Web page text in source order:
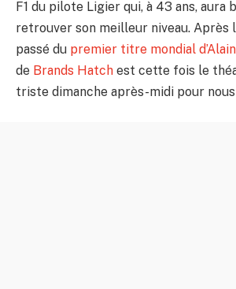
F1 du pilote Ligier qui, à 43 ans, aura
retrouver son meilleur niveau. Après
passé du premier titre mondial
de Brands Hatch est cette fois le
triste dimanche après-midi pour